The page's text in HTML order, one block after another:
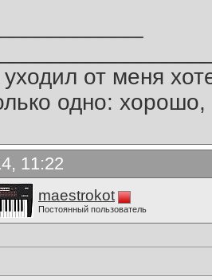
уходил от меня
одно:
11:22
maestrokot
Постоянный пользователь